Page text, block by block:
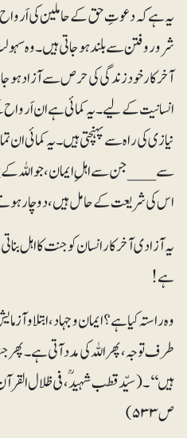
یہ ہے کہ دعوتِ حق کے حاملین کی اَرواح
شرور و فتن سے بلند ہوجاتی ہیں۔ وہ
آخرکار خودزندگی کی حرص سے آزاد
انسانیت کے لیے۔ یہ کمائی ہے ان
نیازی کی راہ سے پہنچتی ہیں۔ یہ کمائی
سے___ جن سے اہلِ ایمان، جو اللہ کے
اس کی شریعت کے حامل ہیں، دوچار
یہ آزادی آخرکار انسان کو جنت کا اہل
ہے!
وہ راستہ کیا ہے؟ ایمان وجہاد، ابتلا و
طرف توجہ، پھر اللہ کی مدد آتی ہے۔ پھر
ص ۵۳۳)